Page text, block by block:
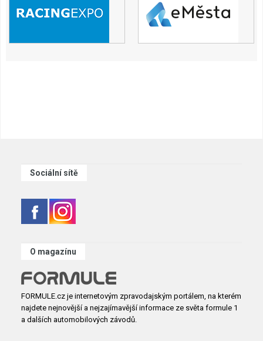
Sociální sítě
O magazínu
FORMULE.cz je internetovým zpravodajským portálem, na kterém
najdete nejnovější a nejzajímavější informace ze světa formule 1
a dalších automobilových závodů.